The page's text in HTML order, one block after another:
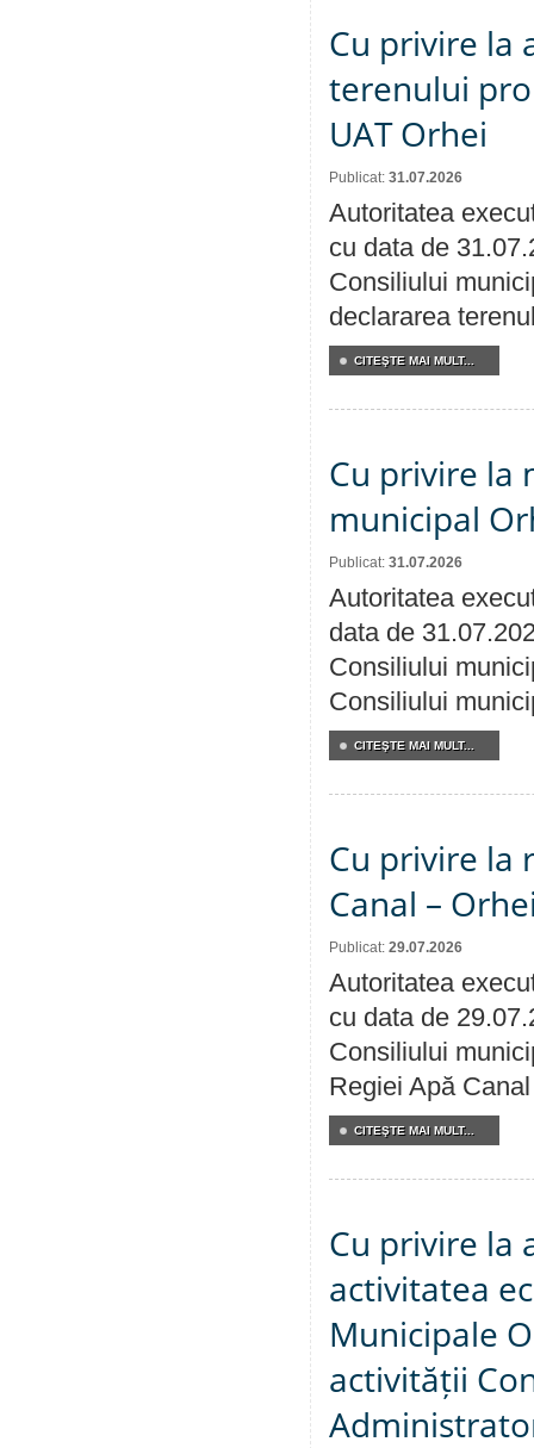
Cu privire la
terenului
UAT Orhei
Publicat: 31.07.2026
Autoritatea
cu data de
Consiliului
declararea
CITEŞTE MAI MULT...
Cu privire la
municipal
Publicat: 31.07.2026
Autoritatea
data de
Consiliului
Consiliului
CITEŞTE MAI MULT...
Cu privire la
Canal –
Publicat: 29.07.2026
Autoritatea
cu data de
Consiliului
Regiei Apă
CITEŞTE MAI MULT...
Cu privire la
activitatea
Municipale
activității